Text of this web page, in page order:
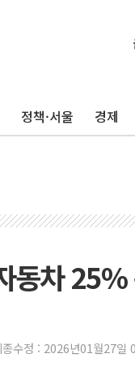
정책·서울 경제
동차
종수정 : 2026년01월27일